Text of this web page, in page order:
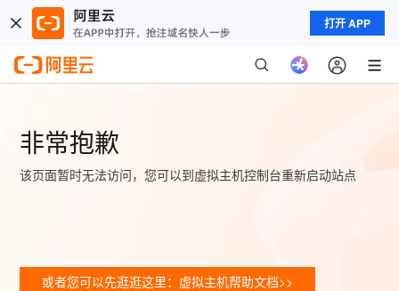
打开 APP
非常抱歉
该页面暂时无法访问，您可以到虚拟主机控制台重新启动站点
或者您可以先逛逛这里：虚拟主机帮助文档>>